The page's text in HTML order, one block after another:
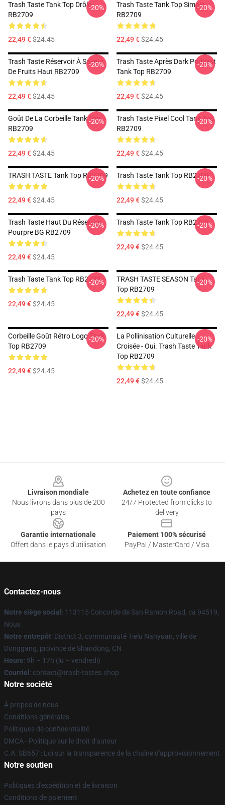
Trash Taste Tank Top Drôle
RB2709
22,49 €$24.45
-20%
Trash Taste Tank Top Simple
RB2709
22,49 €$24.45
-20%
Trash Taste Réservoir À Saveur
De Fruits Haut RB2709
22,49 €$24.45
-20%
Trash Taste Après Dark Podcast
Tank Top RB2709
22,49 €$24.45
-20%
Goût De La Corbeille Tank Top
RB2709
22,49 €$24.45
-20%
Trash Taste Pixel Cool Tank Top
RB2709
22,49 €$24.45
-20%
TRASH TASTE Tank Top RB2709
22,49 €$24.45
-20% Trash Taste Tank Top RB2709
22,49 €$24.45
-20%
Trash Taste Haut Du Réservoir
Pourpre BG RB2709
22,49 €$24.45
-20% Trash Taste Tank Top RB2709
22,49 €$24.45
-20%
Trash Taste Tank Top RB2709
22,49 €$24.45
-20%
TRASH TASTE SEASON Tank
Top RB2709
22,49 €$24.45
-20%
Corbeille Goût Rétro Logo Tank
Top RB2709
22,49 €$24.45
-20%
La Pollinisation Culturelle
Croisée - Oui. Trash Taste Tank
Top RB2709
22,49 €$24.45
-20%
Livraison mondiale
Nous livrons dans plus de 200
pays
Achetez en toute confiance
24/7 Protected from clicks to
delivery
Garantie internationale
Offert dans le pays d'utilisation
Paiement 100% sécurisé
PayPal / MasterCard / Visa
Contactez-nous
Notre siège social : 113115 Concorde de San Ramon Road, ca 94519,
Nous
Notre entrepôt: District 3, communauté Tielu Nanyuan, ville de
Donggang, province de Shandong, CN
Heure: 9h – 17h (lu – vendredi)
Courriel : contact@trash-tastes.shop
Notre société
À propos de nous
Conditions générales
Politiques de confidentialité
DMCA - Politique sur le droit d'auteur
C.A. SB657 : Loi sur la transparence de la chaîne d'approvisionnement
Notre soutien
Politiques d'expédition et de livraison
Conditions de paiement